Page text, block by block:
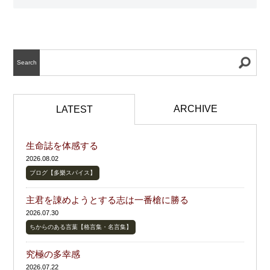
Search
LATEST ARCHIVE
生命誌を体感する
2026.08.02
ブログ【多樂スパイス】
主君を諌めようとする志は一番槍に勝る
2026.07.30
ちからのある言葉【格言集・名言集】
究極の多幸感
2026.07.22